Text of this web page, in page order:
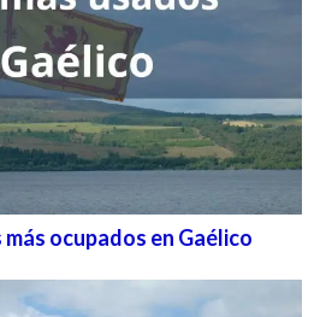
ocupados en Gaélico